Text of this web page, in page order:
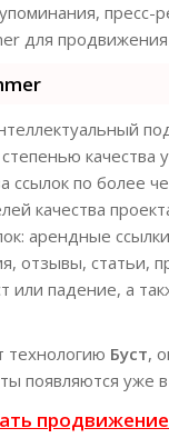
пресс-
для
качества
ссылок по более
качества
арендные
отзывы, статьи,
или падение, а
технологию Буст,
появляются уже
продвижение